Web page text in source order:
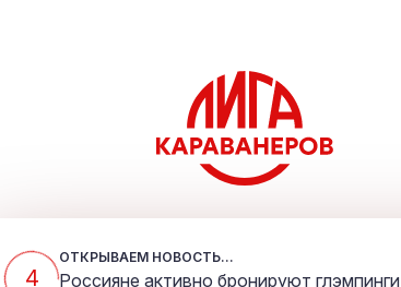
4
ОТКРЫВАЕМ НОВОСТЬ...
Россияне активно бронируют глэмпинги